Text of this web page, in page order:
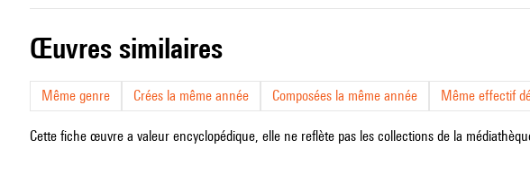
œuvres similaires
Même genre Crées la même année Composées la même année Même effectif
Cette fiche œuvre a valeur encyclopédique, elle ne reflète pas les collections de la